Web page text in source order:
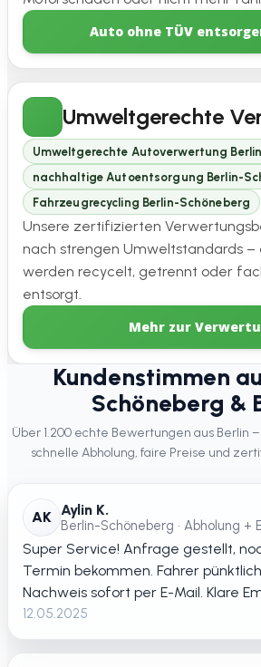
Auto ohne TÜV
Umweltgerechte
Umweltgerechte Autoverwertung
nachhaltige Autoentsorgung Berlin-
Fahrzeugrecycling Berlin-Schöneberg
Unsere zertifizierten
nach strengen Umweltstandards –
werden recycelt, getrennt oder
entsorgt.
Mehr zur
Kundenstimmen
Schöneberg &
Über 1.200 echte Bewertungen aus Berlin
schnelle Abholung, faire Preise und
AK Aylin K.
Berlin-Schöneberg • Abholung +
Super Service! Anfrage gestellt,
Termin bekommen. Fahrer
Nachweis sofort per E-Mail. Klare
12.05.2025